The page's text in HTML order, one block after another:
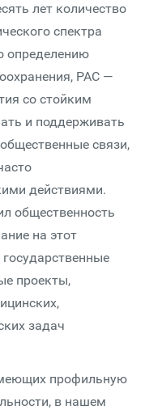
лет количество
спектра
определению
РАС —
со стойким
и поддерживать
связи,
действиями.
общественность
на этот
проекты,
задач
профильную
в нашем